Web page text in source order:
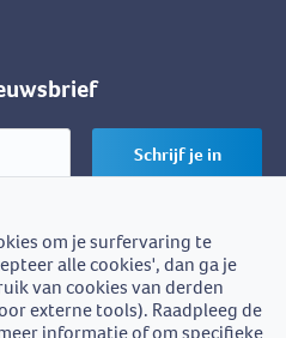
Schrijf je in
van
om je surfervaring te
alle cookies', dan ga je
van cookies van derden
externe tools). Raadpleeg de
informatie of om specifieke